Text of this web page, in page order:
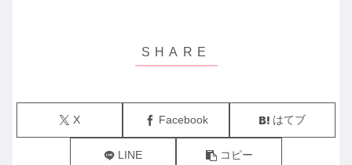
X Facebook はてブ
LINE コピー